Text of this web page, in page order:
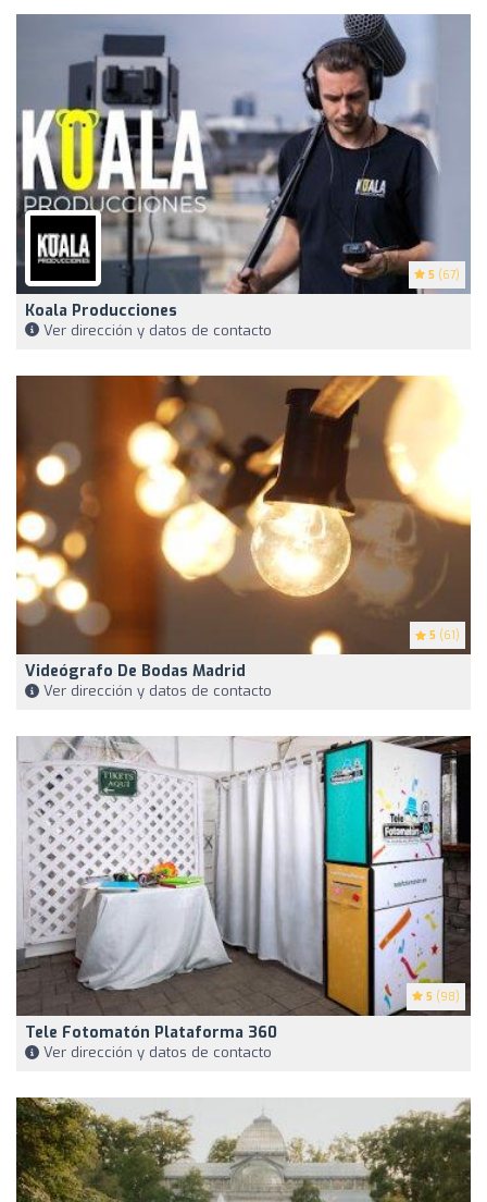
5 (67)
Koala Producciones
Ver dirección y datos de contacto
5 (61)
Videógrafo De Bodas Madrid
Ver dirección y datos de contacto
5 (98)
Tele Fotomatón Plataforma 360
Ver dirección y datos de contacto